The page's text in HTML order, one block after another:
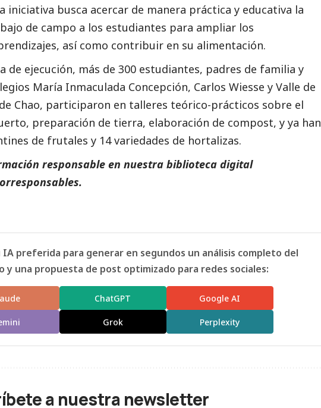
iniciativa busca acercar de manera práctica y educativa la
de campo a los estudiantes para ampliar los
así como contribuir en su alimentación.
de ejecución, más de 300 estudiantes, padres de familia y
María Inmaculada Concepción, Carlos Wiesse y Valle de
Chao, participaron en talleres teórico-prácticos sobre el
preparación de tierra, elaboración de compost, y ya han
de frutales y 14 variedades de hortalizas.
responsable en nuestra biblioteca digital
IA preferida para generar en segundos un análisis completo del
y una propuesta de post optimizado para redes sociales:
ChatGPT Google AI
Grok Perplexity
a nuestra newsletter